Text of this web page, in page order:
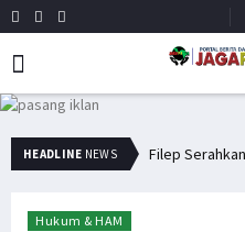
HEADLINE NEWS Filep Serahkan Buku Karyanya untuk Bupati Pegaf & Billy Mambrasar
Hukum & HAM